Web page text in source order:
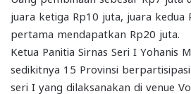
juara ketiga Rp10 juta, juara kedua
pertama mendapatkan Rp20 juta.
Ketua Panitia Sirnas Seri I Yohanis
sedikitnya 15 Provinsi
seri I yang dilaksanakan di venue